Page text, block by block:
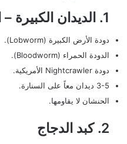
1. الديدان الكبيرة – الأقوى
دودة الأرض الكبيرة (Lobworm).
الدودة الحمراء (Bloodworm).
دودة Nightcrawler الأمريكية.
3-5 ديدان معاً على السنارة.
الحنشان لا يقاومها.
2. كبد الدجاج